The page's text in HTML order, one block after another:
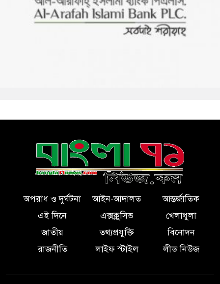
অপরাধ ও দুর্ঘটনা আইন-আদালত
আন্তর্জাতিক
এই দিনে
এক্সক্লুসিভ
খেলাধুলা
জাতীয়
তথ্যপ্রযুক্তি
বিনোদন
রাজনীতি
লাইফ স্টাইল লীড নিউজ